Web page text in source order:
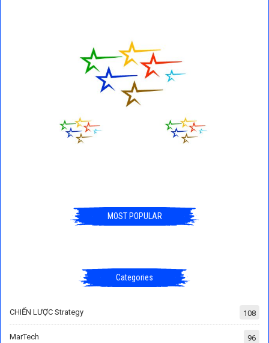
MOST POPULAR
Categories
CHIẾN LƯỢC Strategy 108
MarTech 96